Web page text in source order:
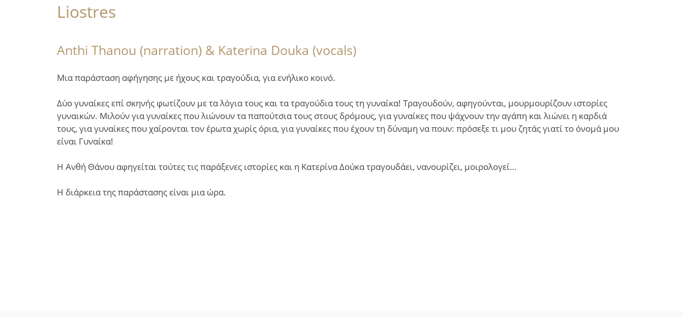
Liostres
Anthi Thanou (narration) & Katerina Douka (vocals)
Μια παράσταση αφήγησης με ήχους και τραγούδια, για ενήλικο κοινό.
Δύο γυναίκες επί σκηνής φωτίζουν με τα λόγια τους και τα τραγούδια τους τη γυναίκα! Τραγουδούν, αφηγούνται, μουρμουρίζουν ιστορίες
γυναικών. Μιλούν για γυναίκες που λιώνουν τα παπούτσια τους στους δρόμους, για γυναίκες που ψάχνουν την αγάπη και λιώνει η καρδιά
τους, για γυναίκες που χαίρονται τον έρωτα χωρίς όρια, για γυναίκες που έχουν τη δύναμη να πουν: πρόσεξε τι μου ζητάς γιατί το όνομά μου
είναι Γυναίκα!
Η Ανθή Θάνου αφηγείται τούτες τις παράξενες ιστορίες και η Κατερίνα Δούκα τραγουδάει, νανουρίζει, μοιρολογεί…
Η διάρκεια της παράστασης είναι μια ώρα.